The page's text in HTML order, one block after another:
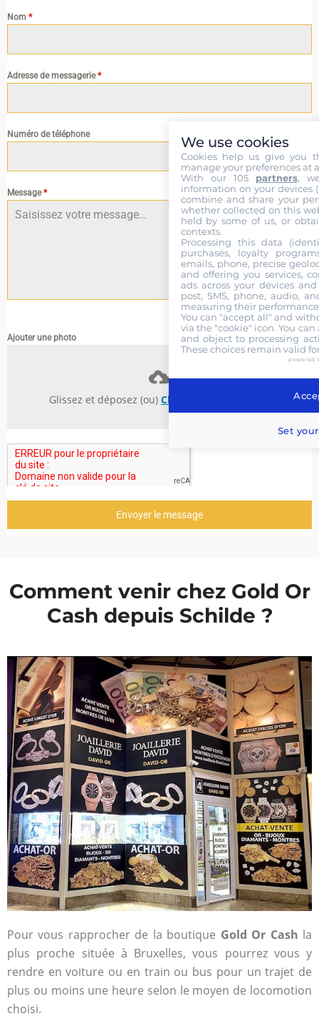
Nom *
Adresse de messagerie*
Numéro de téléphone
Message*
0 / 180
Ajouter une photo
Glissez et déposez (ou) Choisissez des fichiers
Envoyer le message
Comment venir chez Gold Or
Cash depuis Schilde ?
Pour vous rapprocher de la boutique Gold Or Cash la
plus proche située à Bruxelles, vous pourrez vous y
rendre en voiture ou en train ou bus pour un trajet de
plus ou moins une heure selon le moyen de locomotion
choisi.
We use cookies
Cookies help us give you
manage your preferences at
With our 105 partners,
information on your devices
combine and share your
whether collected on this
held by some of us, or
contexts.
Processing this data
purchases, loyalty
emails, phone, precise
and offering you services,
ads across your devices
post, SMS, phone, audio,
measuring their
You can "accept all" and
via the "cookie" icon. You
and object to processing
These choices remain valid
powered
Set